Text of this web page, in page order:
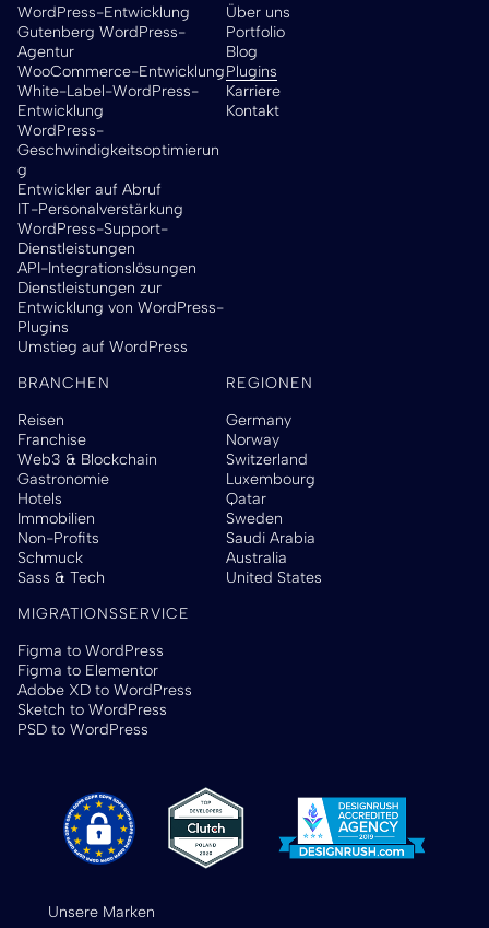
WordPress-Entwicklung
Gutenberg WordPress-
Agentur
WooCommerce-Entwicklung
White-Label-WordPress-
Entwicklung
WordPress-
Geschwindigkeitsoptimierun
g
Entwickler auf Abruf
IT-Personalverstärkung
WordPress-Support-
Dienstleistungen
API-Integrationslösungen
Dienstleistungen zur
Entwicklung von WordPress-
Plugins
Umstieg auf WordPress
Über uns
Portfolio
Blog
Plugins
Karriere
Kontakt
BRANCHEN
Reisen
Franchise
Web3 & Blockchain
Gastronomie
Hotels
Immobilien
Non-Profits
Schmuck
Sass & Tech
REGIONEN
Germany
Norway
Switzerland
Luxembourg
Qatar
Sweden
Saudi Arabia
Australia
United States
MIGRATIONSSERVICE
Figma to WordPress
Figma to Elementor
Adobe XD to WordPress
Sketch to WordPress
PSD to WordPress
Unsere Marken